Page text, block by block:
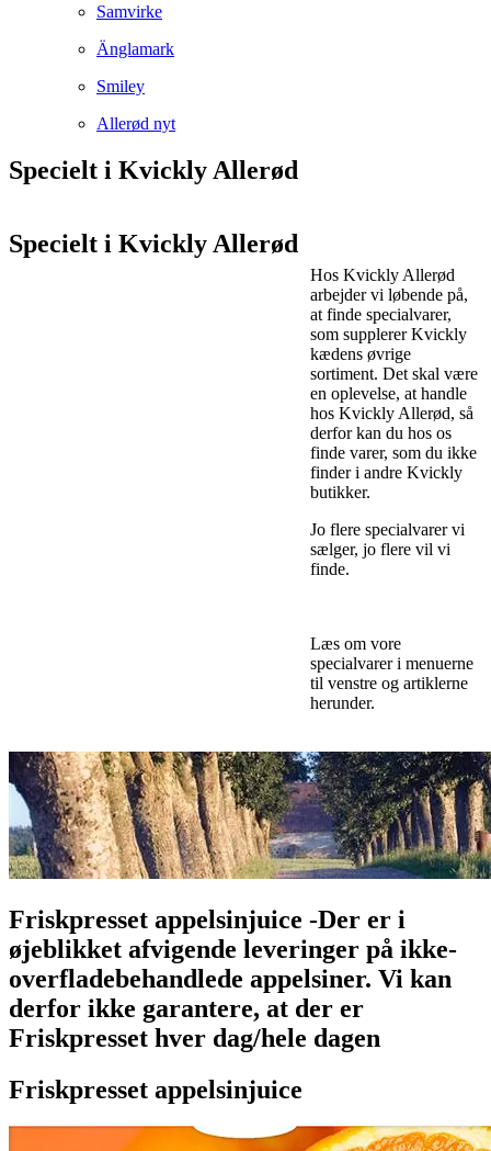
Samvirke
Änglamark
Smiley
Allerød nyt
Specielt i Kvickly Allerød
Specielt i Kvickly Allerød
Hos Kvickly Allerød
arbejder vi løbende på,
at finde specialvarer,
som supplerer Kvickly
kædens øvrige
sortiment. Det skal være
en oplevelse, at handle
hos Kvickly Allerød, så
derfor kan du hos os
finde varer, som du ikke
finder i andre Kvickly
butikker.
Jo flere specialvarer vi
sælger, jo flere vil vi
finde.
Læs om vore
specialvarer i menuerne
til venstre og artiklerne
herunder.
Friskpresset appelsinjuice -Der er i
øjeblikket afvigende leveringer på ikke-
overfladebehandlede appelsiner. Vi kan
derfor ikke garantere, at der er
Friskpresset hver dag/hele dagen
Friskpresset appelsinjuice